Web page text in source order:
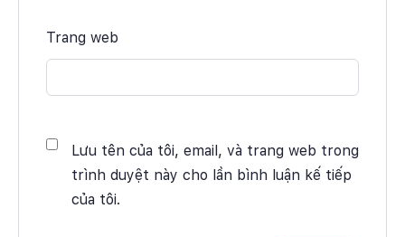
Trang web
Lưu tên của tôi, email, và trang web trong
trình duyệt này cho lần bình luận kế tiếp
của tôi.